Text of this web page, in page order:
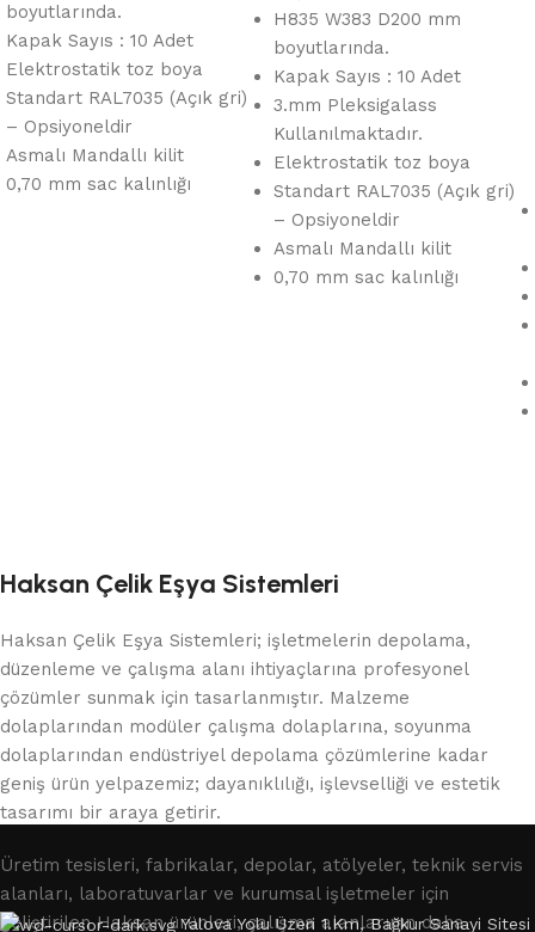
boyutlarında.
Kapak Sayıs : 10 Adet
Elektrostatik toz boya
Standart RAL7035 (Açık gri)
– Opsiyoneldir
Asmalı Mandallı kilit
0,70 mm sac kalınlığı
H835 W383 D200 mm
boyutlarında.
Kapak Sayıs : 10 Adet
3.mm Pleksigalass
Kullanılmaktadır.
Elektrostatik toz boya
Standart RAL7035 (Açık gri)
– Opsiyoneldir
Asmalı Mandallı kilit
0,70 mm sac kalınlığı
Haksan Çelik Eşya Sistemleri
Haksan Çelik Eşya Sistemleri; işletmelerin depolama,
düzenleme ve çalışma alanı ihtiyaçlarına profesyonel
çözümler sunmak için tasarlanmıştır. Malzeme
dolaplarından modüler çalışma dolaplarına, soyunma
dolaplarından endüstriyel depolama çözümlerine kadar
geniş ürün yelpazemiz; dayanıklılığı, işlevselliği ve estetik
tasarımı bir araya getirir.
Üretim tesisleri, fabrikalar, depolar, atölyeler, teknik servis
alanları, laboratuvarlar ve kurumsal işletmeler için
geliştirilen Haksan ürünleri, çalışma alanlarının daha
Yalova Yolu Üzeri 1.Km, Bağkur Sanayi Sitesi